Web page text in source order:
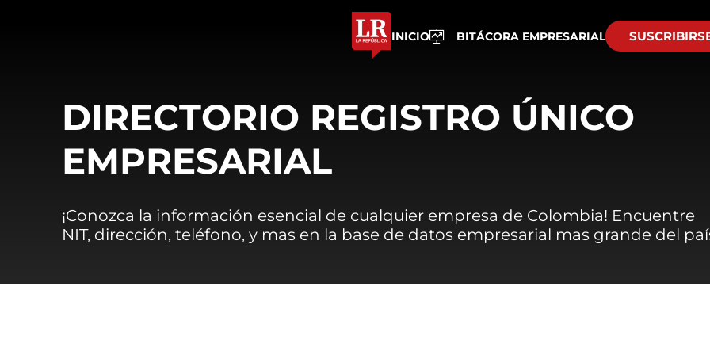
INICIO BITÁCORA EMPRESARIAL
DIRECTORIO REGISTRO ÚNICO
EMPRESARIAL
¡Conozca la información esencial de cualquier empresa de Colombia! Encuentre
NIT, dirección, teléfono, y mas en la base de datos empresarial mas grande del